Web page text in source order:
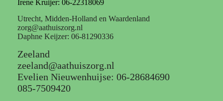
Irene Kruijer: 06-22318069
Utrecht, Midden-Holland en Waardenland
zorg@aathuiszorg.nl
Daphne Keijzer: 06-81290336
Zeeland
zeeland@aathuiszorg.nl
Evelien Nieuwenhuijse: 06-28684690
085-7509420